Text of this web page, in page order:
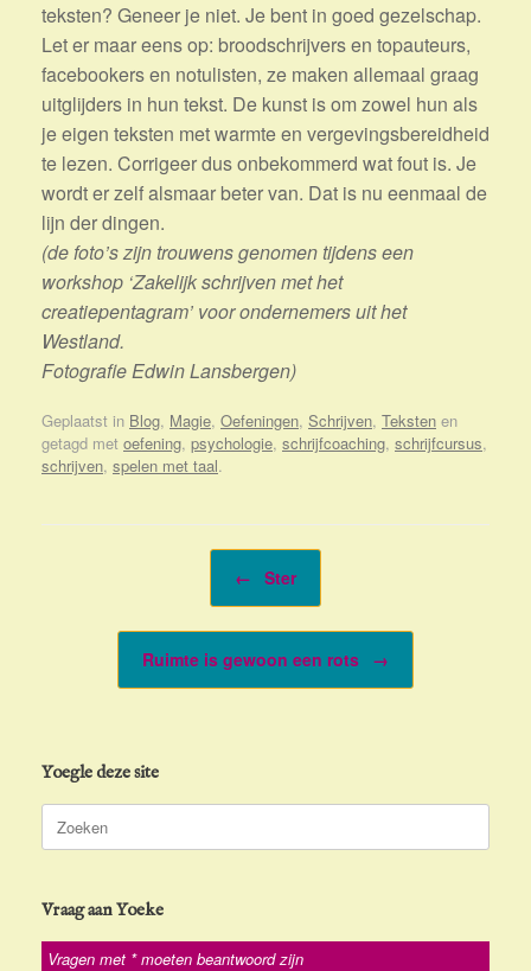
teksten? Geneer je niet. Je bent in goed gezelschap.
Let er maar eens op: broodschrijvers en topauteurs,
facebookers en notulisten, ze maken allemaal graag
uitglijders in hun tekst. De kunst is om zowel hun als
je eigen teksten met warmte en vergevingsbereidheid
te lezen. Corrigeer dus onbekommerd wat fout is. Je
wordt er zelf alsmaar beter van. Dat is nu eenmaal de
lijn der dingen.
(de foto’s zijn trouwens genomen tijdens een
workshop ‘Zakelijk schrijven met het
creatiepentagram’ voor ondernemers uit het
Westland.
Fotografie Edwin Lansbergen)
Geplaatst in Blog, Magie, Oefeningen, Schrijven, Teksten en
getagd met oefening, psychologie, schrijfcoaching, schrijfcursus,
schrijven, spelen met taal.
← Ster
Ruimte is gewoon een rots →
Yoegle deze site
Zoeken
naar:
Vraag aan Yoeke
Vragen met * moeten beantwoord zijn